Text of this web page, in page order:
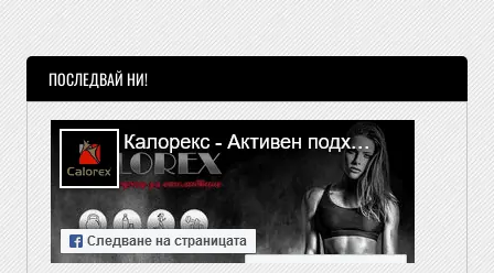
ПОСЛЕДВАЙ НИ!